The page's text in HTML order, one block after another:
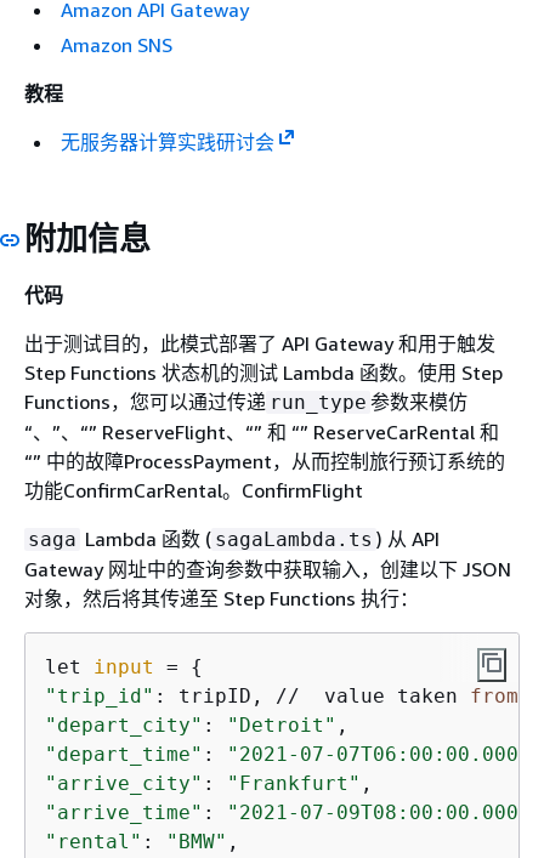
Amazon API Gateway
Amazon SNS
教程
无服务器计算实践研讨会
附加信息
代码
出于测试目的，此模式部署了 API Gateway 和用于触发
Step Functions 状态机的测试 Lambda 函数。使用 Step
Functions，您可以通过传递 run_type 参数来模仿
“、”、“” ReserveFlight、“” 和 “” ReserveCarRental 和
“” 中的故障ProcessPayment，从而控制旅行预订系统的
功能ConfirmCarRental。ConfirmFlight
saga Lambda 函数 ( sagaLambda.ts ) 从 API
Gateway 网址中的查询参数中获取输入，创建以下 JSON
对象，然后将其传递至 Step Functions 执行：
let input = {
"trip_id" : tripID, //  value taken from
"depart_city" : "Detroit"
"depart_time" :
"2021-07-07T06:00:00.000Z"
"arrive_city" : "Frankfurt"
"arrive_time" :
"2021-07-09T08:00:00.000Z"
"rental" : "BMW"